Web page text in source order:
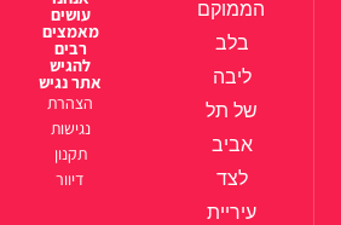
הממוקם
בלב
ליבה
של תל
אביב
לצד
עיריית
עושים
מאמצים
רבים
להגיש
אתר נגיש
הצהרת
נגישות
תקנון
דיוור